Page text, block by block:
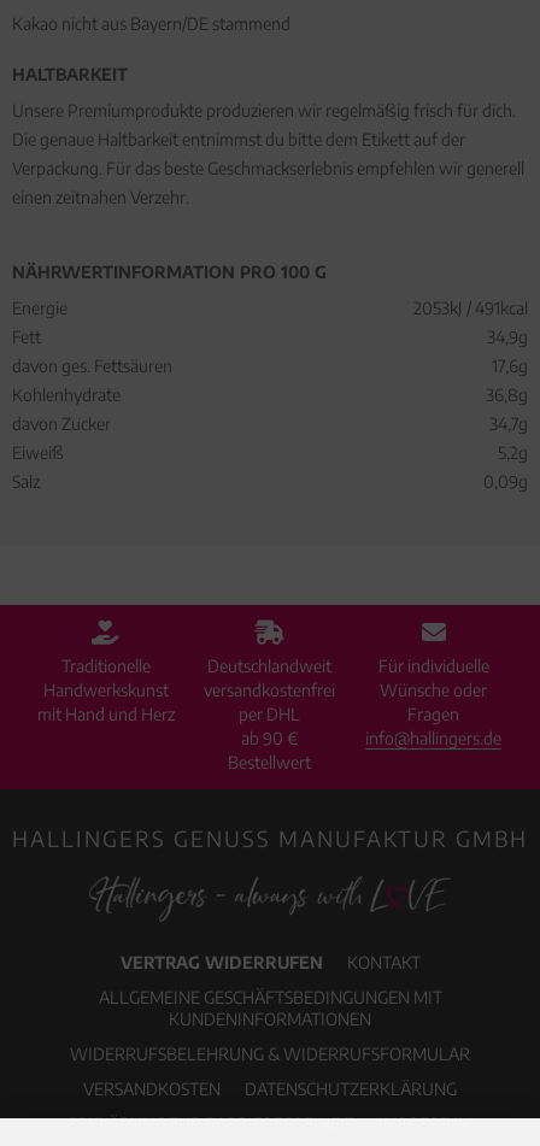
Kakao nicht aus Bayern/DE stammend
HALTBARKEIT
Unsere Premiumprodukte produzieren wir regelmäßig frisch für dich.
Die genaue Haltbarkeit entnimmst du bitte dem Etikett auf der
Verpackung. Für das beste Geschmackserlebnis empfehlen wir generell
einen zeitnahen Verzehr.
NÄHRWERTINFORMATION PRO 100 G
Energie
2053kJ / 491kcal
Fett
34,9g
davon ges. Fettsäuren
17,6g
Kohlenhydrate
36,8g
davon Zucker
34,7g
Eiweiß
5,2g
Salz
0,09g
Traditionelle
Handwerkskunst
mit Hand und Herz
Deutschlandweit
versandkostenfrei
per DHL
ab 90 €
Bestellwert
Für individuelle
Wünsche oder
Fragen
info@hallingers.de
HALLINGERS GENUSS MANUFAKTUR GMBH
VERTRAG WIDERRUFEN
KONTAKT
ALLGEMEINE GESCHÄFTSBEDINGUNGEN MIT
KUNDENINFORMATIONEN
WIDERRUFSBELEHRUNG & WIDERRUFSFORMULAR
VERSANDKOSTEN
DATENSCHUTZERKLÄRUNG
ERKLÄRUNG ZUR BARRIEREFREIHEIT
IMPRESSUM